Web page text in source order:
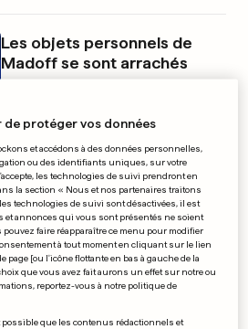
Les objets personnels de
Madoff se sont arrachés
0 0
de protéger vos données
et accédons à des données personnelles,
ou des identifiants uniques, sur votre
les technologies de suivi prendront en
la section « Nous et nos partenaires traitons
technologies de suivi sont désactivées, il est
et annonces qui vous sont présentés ne soient
faire réapparaître ce menu pour modifier
à tout moment en cliquant sur le lien
page [ou l'icône flottante en bas à gauche de la
que vous avez fait aurons un effet sur notre ou
reportez-vous à notre politique de
possible que les contenus rédactionnels et